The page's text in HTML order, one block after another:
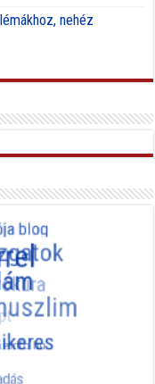
nehéz